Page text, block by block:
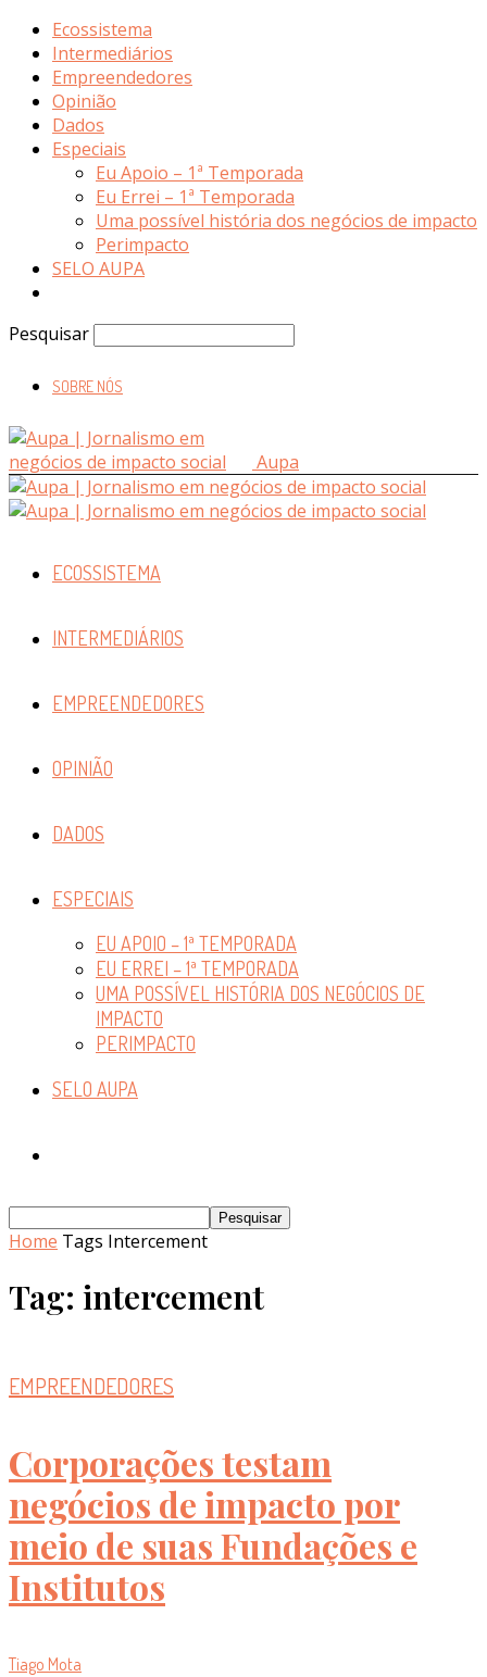
Ecossistema
Intermediários
Empreendedores
Opinião
Dados
Especiais
Eu Apoio – 1ª Temporada
Eu Errei – 1ª Temporada
Uma possível história dos negócios de impacto
Perimpacto
SELO AUPA
Pesquisar
SOBRE NÓS
Aupa
ECOSSISTEMA
INTERMEDIÁRIOS
EMPREENDEDORES
OPINIÃO
DADOS
ESPECIAIS
EU APOIO – 1ª TEMPORADA
EU ERREI – 1ª TEMPORADA
UMA POSSÍVEL HISTÓRIA DOS NEGÓCIOS DE
IMPACTO
PERIMPACTO
SELO AUPA
Home Tags Intercement
Tag: intercement
EMPREENDEDORES
Corporações testam
negócios de impacto por
meio de suas Fundações e
Institutos
Tiago Mota